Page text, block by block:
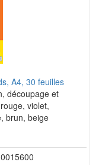
A4, 30 feuilles
découpage et
violet,
brun, beige